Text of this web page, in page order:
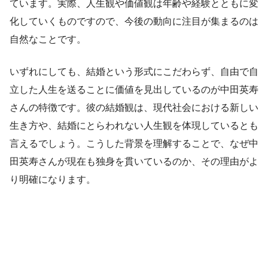
ています。実際、人生観や価値観は年齢や経験とともに変
化していくものですので、今後の動向に注目が集まるのは
自然なことです。
いずれにしても、結婚という形式にこだわらず、自由で自
立した人生を送ることに価値を見出しているのが中田英寿
さんの特徴です。彼の結婚観は、現代社会における新しい
生き方や、結婚にとらわれない人生観を体現しているとも
言えるでしょう。こうした背景を理解することで、なぜ中
田英寿さんが現在も独身を貫いているのか、その理由がよ
り明確になります。